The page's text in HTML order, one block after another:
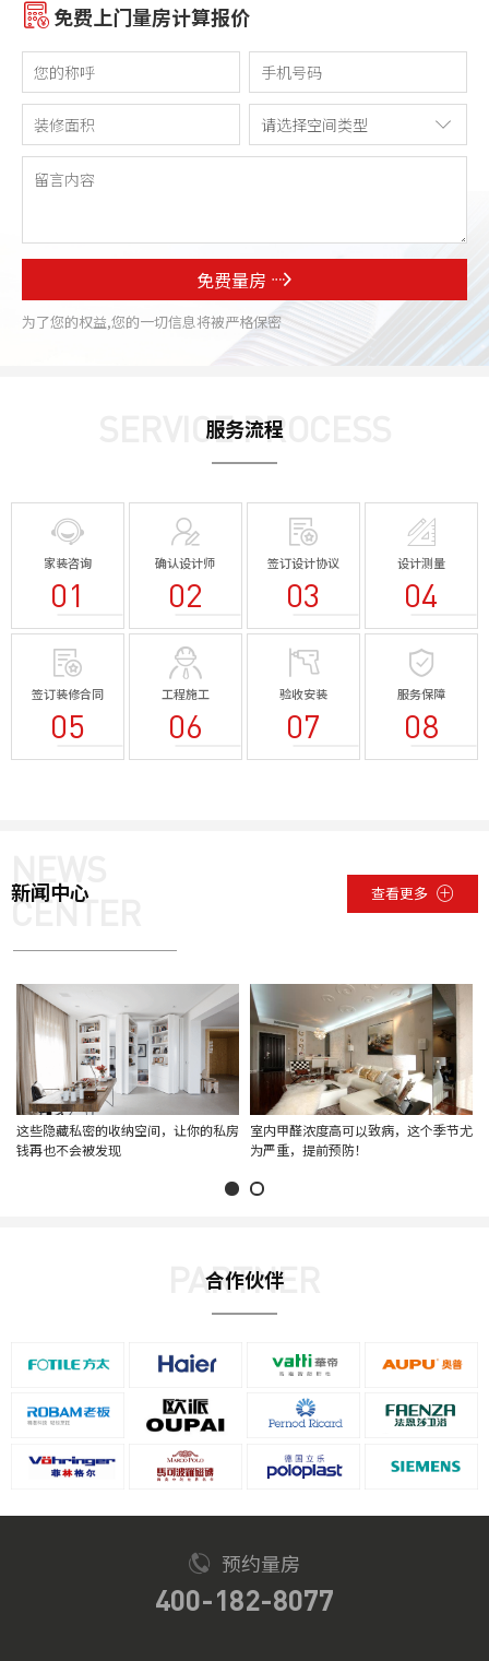
免费上门量房计算报价
免费量房
为了您的权益,您的一切信息将被严格保密
SERVICE PROCESS
服务流程
家装咨询
01
确认设计师
02
签订设计协议
03
设计测量
04
签订装修合同
05
工程施工
06
验收安装
07
服务保障
08
CENTER
新闻中心 查看更多
这些隐藏私密的收纳空间，让你的私房
钱再也不会被发现
室内甲醛浓度高可以致病，这个季节尤
为严重，提前预防！
PARTNER
合作伙伴
预约量房
400-182-8077